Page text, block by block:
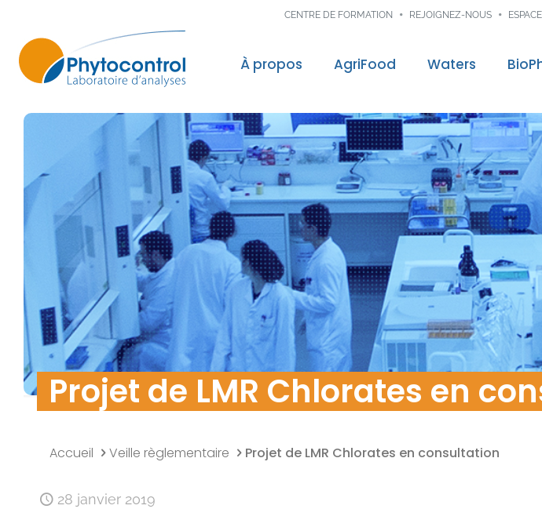
CENTRE DE FORMATION REJOIGNEZ-NOUS
À propos
Le groupe Phytocontrol
Nos valeurs, notre mission
Nos accréditations
Nos reconnaissances
Nos laboratoires
Politique Qualité
Recherche & Développement
Sécurité des données
AgriFood Waters
Projet de LMR Chlorates en
Accueil Veille règlementaire Projet de LMR Chlorates en consultation
28 janvier 2019